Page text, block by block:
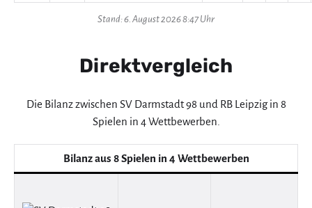
Stand: 6. August 2026 8:47 Uhr
Direktvergleich
Die Bilanz zwischen SV Darmstadt 98 und RB Leipzig in 8
Spielen in 4 Wettbewerben.
Bilanz aus 8 Spielen in 4 Wettbewerben